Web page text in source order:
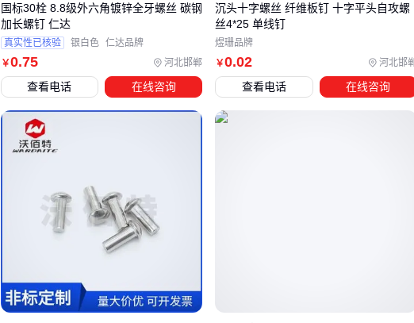
如内六角螺丝，以确保紧固效果。
除了环境因素，螺丝的头型也是选型的关键。十字槽螺丝适合
手动安装，操作简便；内六角螺丝则更适合需要高扭矩的场
合，如机械设备的紧固。选择合适的头型不仅能提高安装效
率，还能避免因工具不匹配导致的安装问题。
配性，可以避免采购后的使用困扰。
四、工具不匹配，再好的螺丝也难发挥效果
选择M6x25螺丝后，配套工具的选择往往被忽视，但这是确保
安装效率和紧固效果的关键。不同头型（如十字槽、内六角）
需要匹配对应的螺丝刀
￥0.75 河北邯郸
国标30栓 8.8级外六角镀锌全牙螺丝 碳钢
加长螺钉 仁达
真实性已核验 银白色 仁达品牌
查看电话 在线咨询
￥0.02 河北邯
沉头十字螺丝 纤维板钉 十字平头自攻螺
丝4*25 单线钉
煜珊品牌
查看电话 在线咨询